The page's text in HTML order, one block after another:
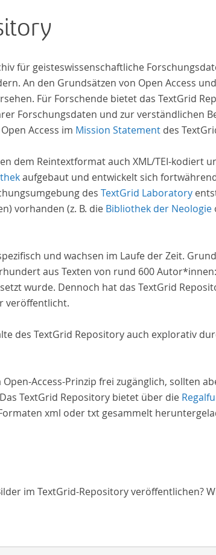
indem er Wissenschaftler und Künstler
unterstützte, die sich bereits um die
Willens waren, sich Themen aus dem
„Farbenlehre“ zu widmen.
für geisteswissenschaftliche
An den Grundsätzen von Open Access
Für Forschende bietet das TextGrid
Forschungsdaten und zur verständlichen
Access im Mission Statementdes
dem Reintextformat auch XML/TEI-kodiert
aufgebaut und entwickelt sich
des TextGrid Laboratory
vorhanden (z. B. die Bibliothek der Neologie
und wachsen im Laufe der Zeit.
aus Texten von rund 600
wurde. Dennoch hat das TextGrid
veröffentlicht.
des TextGrid Repository auch explorativ
Access-Prinzip frei zugänglich, sollten
TextGrid Repository bietet über die
xml oder txt gesammelt
im TextGrid-Repository veröffentlichen?